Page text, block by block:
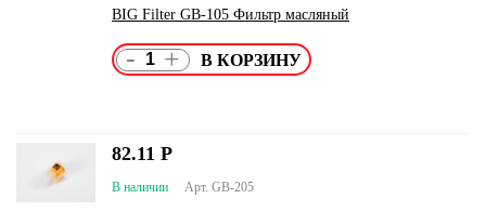
BIG Filter GB-105 Фильтр масляный
- +
Арт. GB-205
В наличии
82.11 Р